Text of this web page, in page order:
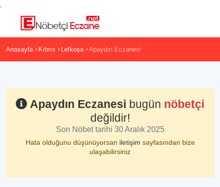
Anasayfa Kıbrıs Lefkoşa Apaydın Eczanesi
Apaydın Eczanesi bugün nöbetçi
değildir!
Son Nöbet tarihi 30 Aralık 2025
Hata olduğunu düşünüyorsan iletişim sayfasından bize
ulaşabilirsiniz